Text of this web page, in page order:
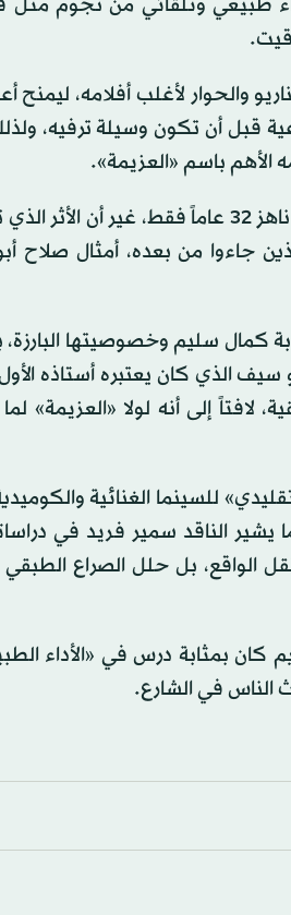
والحوار لأغلب أفلامه، ليمنح
قبل أن تكون وسيلة ترفيه،
الأهم باسم «العزيمة».
غيَّب الموت كمال سليم في ريعان شبابه عام 1945 عن عمر
من بعده، أمثال صلاح
وخصوصيتها البارزة،
الذي كان يعتبره أستاذه
لافتاً إلى أنه لولا «العزيمة»
للسينما الغنائية
الناقد سمير فريد في
بل حلل الصراع الطبقي
كان بمثابة درس في «الأداء
الناس في الشارع.